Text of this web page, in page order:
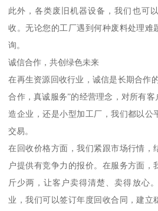
此外，各类废旧机器设备，我们也可
收。无论您的工厂遇到何种废料处理难
询。
诚信合作，共创绿色未来
在再生资源回收行业，诚信是长期合作
合作，真诚服务”的经营理念，对所有
造企业，还是小型加工厂，我们都以公
交易。
在回收价格方面，我们紧跟市场行情，
户提供有竞争力的报价。在服务方面，
斤少两，让客户卖得清楚、卖得放心
业，我们可以签订年度回收合同，建立